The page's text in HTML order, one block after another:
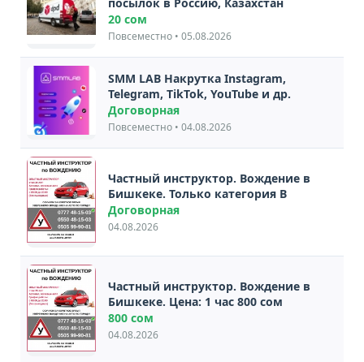
20 сом
Повсеместно • 05.08.2026
SMM LAB Накрутка Instagram,
Telegram, TikTok, YouTube и др.
Договорная
Повсеместно • 04.08.2026
Частный инструктор. Вождение в
Бишкеке. Только категория В
Договорная
04.08.2026
Частный инструктор. Вождение в
Бишкеке. Цена: 1 час 800 сом
800 сом
04.08.2026